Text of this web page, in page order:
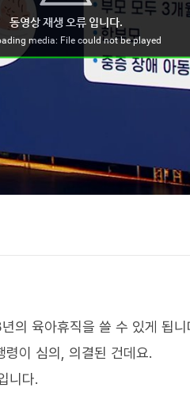
의 육아휴직을 쓸 수 있게 됩니
이 심의, 의결된 건데요.
니다.